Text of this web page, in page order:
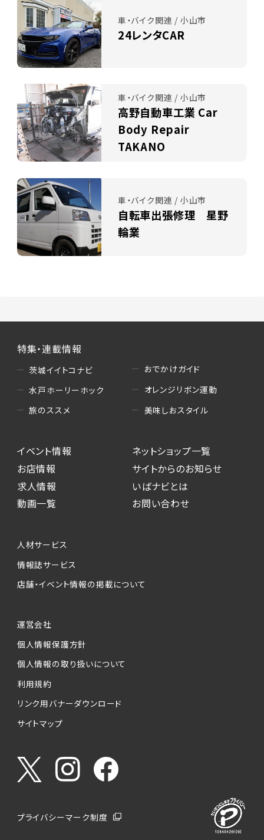
車・バイク関連 / 小山市
24レンタCAR
車・バイク関連 / 小山市
高野自動車工業 Car
Body Repair
TAKANO
車・バイク関連 / 小山市
自転車出張修理 星野
輪業
特集・連載情報
茨城イイトコナビ
水戸ホーリーホック
旅のススメ
おでかけガイド
オレンジリボン運動
美味しおスタイル
イベント情報
お店情報
求人情報
動画一覧
ネットショップ一覧
サイトからのお知らせ
いばナビとは
お問い合わせ
人材サービス
情報誌サービス
店舗・イベント情報の掲載について
運営会社
個人情報保護方針
個人情報の取り扱いについて
利用規約
リンク用バナーダウンロード
サイトマップ
プライバシーマーク制度